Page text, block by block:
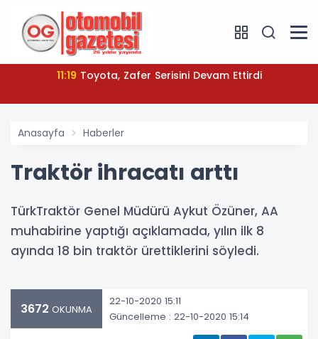
11:19 Toyota, Zafer Serisini Devam Ettirdi
Anasayfa Haberler
Traktör ihracatı arttı
TürkTraktör Genel Müdürü Aykut Özüner, AA
muhabirine yaptığı açıklamada, yılın ilk 8
ayında 18 bin traktör ürettiklerini söyledi.
3672 OKUNMA
22-10-2020 15:11
Güncelleme : 22-10-2020 15:14